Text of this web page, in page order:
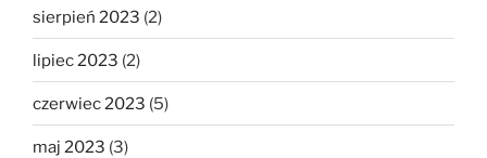
sierpień 2023 (2)
lipiec 2023 (2)
czerwiec 2023 (5)
maj 2023 (3)